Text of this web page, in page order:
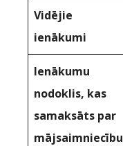
Vidējie
ienākumi
Ienākumu
nodoklis, kas
samaksāts par
mājsaimniecību